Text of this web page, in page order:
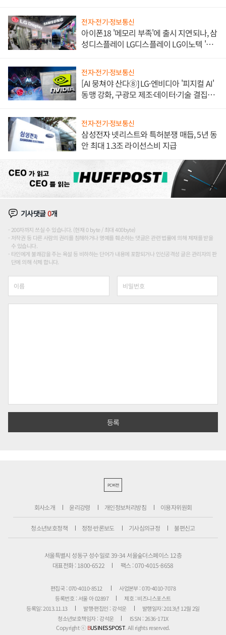
전자·전기·정보통신
아이폰18 '메모리 부족'에 출시 지연되나, 삼
성디스플레이 LG디스플레이 LG이노텍 '탈
전자·전기·정보통신
[AI 뭉쳐야 산다⑧] LG·엔비디아 '피지컬 AI'
동맹 강화, 구광모 제조·데이터·기술 결집
전자·전기·정보통신
삼성전자 넷리스트와 특허분쟁 매듭, 5년 동
안 최대 1.3조 라이선스비 지급
기사댓글0개
200자까지 쓰실 수 있습니다. (현재 0 byte / 최대 400byte)
저작권 등 다른 사람의 권리를 침해하거나 명예를 훼손하는 댓글은 관련 법률에 의해 제재를 받을
수 있습니다.
타인에게 불쾌감을 주는 욕설 등 비하하는 단어가 내용에 포함되거나 인신공격성 글은 관리자의 판
단에 의해 삭제 합니다.
PC버전
회사소개 윤리강령 개인정보처리방침 이용자위원회
청소년보호정책 정정·반론보도 기사심의규정 불편신고
서울특별시 성동구 성수일로 39-34 서울숲더스페이스 12층
대표전화 : 1800-6522
팩스 : 070-4015-8658
편집국 : 070-4010-8512
사업본부 : 070-4010-7078
등록번호 : 서울 아 02897
제호 : 비즈니스포스트
등록일: 2013.11.13
발행·편집인 : 강석운
발행일자: 2013년 12월 2일
청소년보호책임자 : 강석운
ISSN : 2636-171X
Copyright ⓒBUSINESSPOST. All rights reserved.